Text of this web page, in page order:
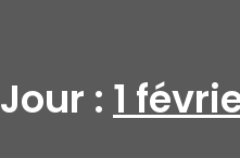
Jour : 1